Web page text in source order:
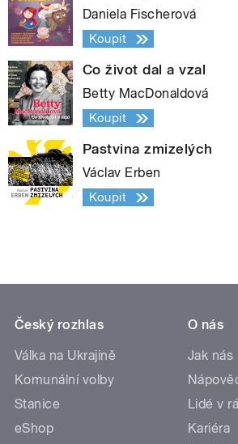
Daniela Fischerová
Koupit
Co život dal a vzal
Betty MacDonaldová
Koupit
Pastvina zmizelých
Václav Erben
Koupit
Český rozhlas
Válka na Ukrajině
Komunální volby
Stanice
eShop
O nás
Jak nás
Lidé v
Kariéra